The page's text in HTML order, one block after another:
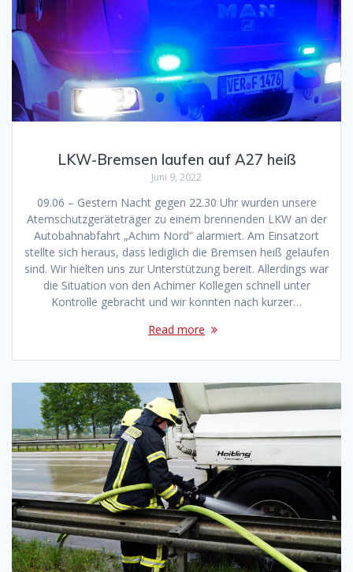
LKW-Bremsen laufen auf A27 heiß
Juni 9, 2022
09.06 – Gestern Nacht gegen 22.30 Uhr wurden unsere
Atemschutzgeräteträger zu einem brennenden LKW an der
Autobahnabfahrt „Achim Nord“ alarmiert. Am Einsatzort
stellte sich heraus, dass lediglich die Bremsen heiß gelaufen
sind. Wir hielten uns zur Unterstützung bereit. Allerdings war
die Situation von den Achimer Kollegen schnell unter
Kontrolle gebracht und wir konnten nach kurzer…
Read more